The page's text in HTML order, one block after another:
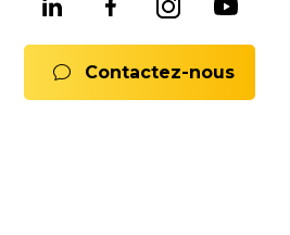
pour assurer
Notre équipe est
vous conseiller et vous
à votre disposition pour
Contactez-nous